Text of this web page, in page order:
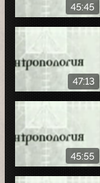
45:45
47:13
45:55